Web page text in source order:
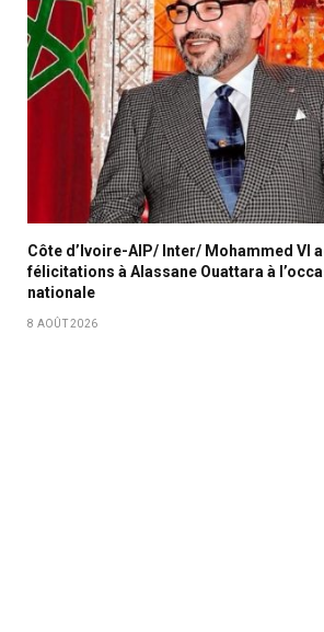
Côte d’Ivoire-AIP/ Inter/ Mohammed VI
félicitations à Alassane Ouattara à
nationale
8 AOÛT 2026